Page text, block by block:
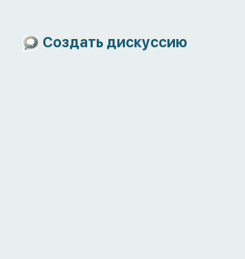
Создать дискуссию